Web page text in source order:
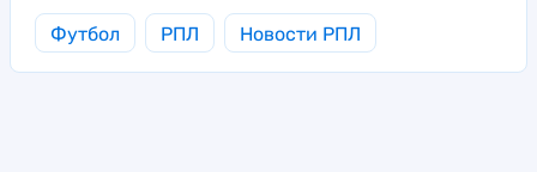
Футбол РПЛ Новости РПЛ